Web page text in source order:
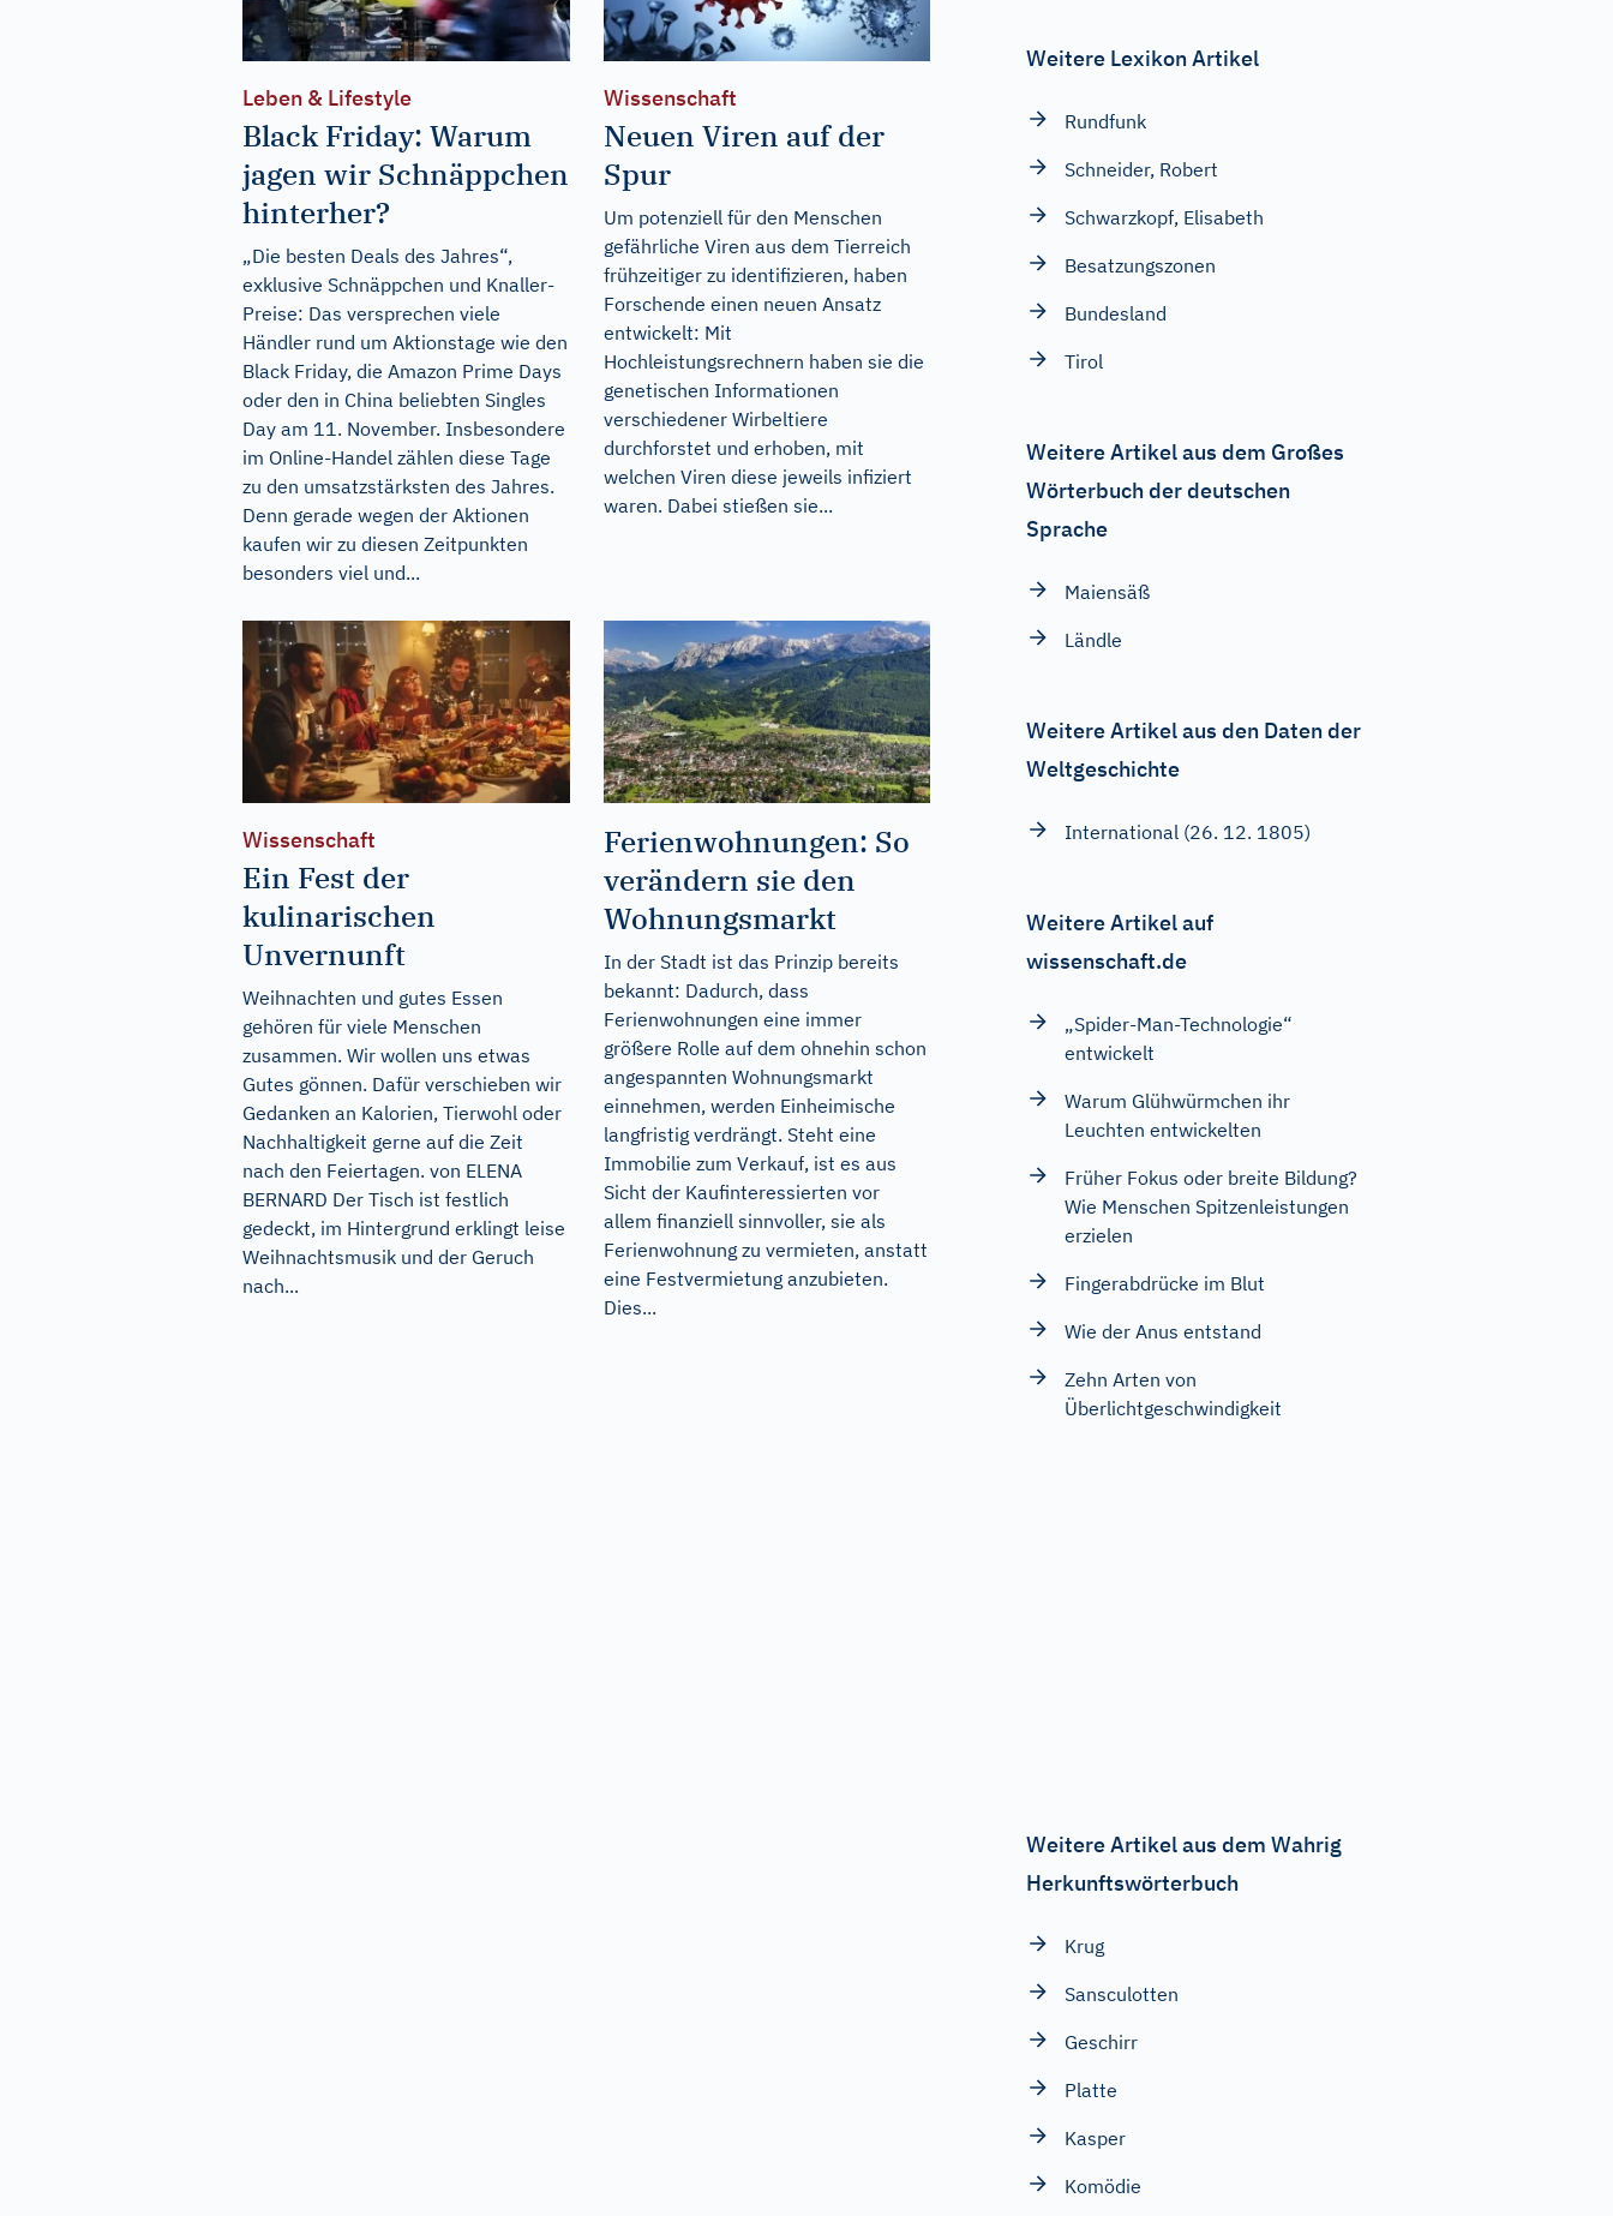
Leben & Lifestyle
Black Friday: Warum
jagen wir Schnäppchen
hinterher?
„Die besten Deals des Jahres“,
exklusive Schnäppchen und Knaller-
Preise: Das versprechen viele
Händler rund um Aktionstage wie den
Black Friday, die Amazon Prime Days
oder den in China beliebten Singles
Day am 11. November. Insbesondere
im Online-Handel zählen diese Tage
zu den umsatzstärksten des Jahres.
Denn gerade wegen der Aktionen
kaufen wir zu diesen Zeitpunkten
besonders viel und...
Wissenschaft
Neuen Viren auf der
Spur
Um potenziell für den Menschen
gefährliche Viren aus dem Tierreich
frühzeitiger zu identifizieren, haben
Forschende einen neuen Ansatz
entwickelt: Mit
Hochleistungsrechnern haben sie die
genetischen Informationen
verschiedener Wirbeltiere
durchforstet und erhoben, mit
welchen Viren diese jeweils infiziert
waren. Dabei stießen sie...
Wissenschaft
Ein Fest der
kulinarischen
Unvernunft
Weihnachten und gutes Essen
gehören für viele Menschen
zusammen. Wir wollen uns etwas
Gutes gönnen. Dafür verschieben wir
Gedanken an Kalorien, Tierwohl oder
Nachhaltigkeit gerne auf die Zeit
nach den Feiertagen. von ELENA
BERNARD Der Tisch ist festlich
gedeckt, im Hintergrund erklingt leise
Weihnachtsmusik und der Geruch
nach...
Ferienwohnungen: So
verändern sie den
Wohnungsmarkt
In der Stadt ist das Prinzip bereits
bekannt: Dadurch, dass
Ferienwohnungen eine immer
größere Rolle auf dem ohnehin schon
angespannten Wohnungsmarkt
einnehmen, werden Einheimische
langfristig verdrängt. Steht eine
Immobilie zum Verkauf, ist es aus
Sicht der Kaufinteressierten vor
allem finanziell sinnvoller, sie als
Ferienwohnung zu vermieten, anstatt
eine Festvermietung anzubieten.
Dies...
Weitere Lexikon Artikel
Rundfunk
Schneider, Robert
Schwarzkopf, Elisabeth
Besatzungszonen
Bundesland
Tirol
Weitere Artikel aus dem Großes
Wörterbuch der deutschen
Sprache
Maiensäß
Ländle
Weitere Artikel aus den Daten der
Weltgeschichte
International (26. 12. 1805)
Weitere Artikel auf
wissenschaft.de
„Spider-Man-Technologie“
entwickelt
Warum Glühwürmchen ihr
Leuchten entwickelten
Früher Fokus oder breite Bildung?
Wie Menschen Spitzenleistungen
erzielen
Fingerabdrücke im Blut
Wie der Anus entstand
Zehn Arten von
Überlichtgeschwindigkeit
Weitere Artikel aus dem Wahrig
Herkunftswörterbuch
Krug
Sansculotten
Geschirr
Platte
Kasper
Komödie